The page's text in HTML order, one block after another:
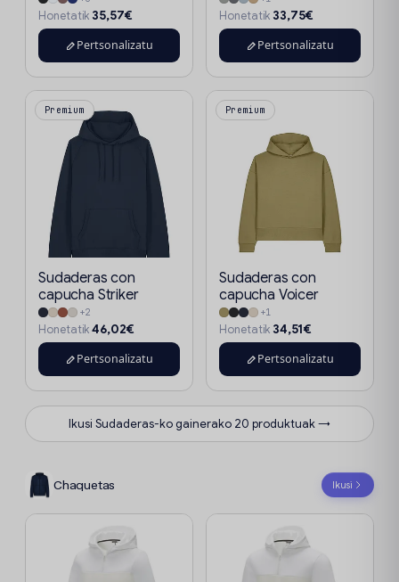
Honetatik 35,57€
Pertsonalizatu
Honetatik 33,75€
Pertsonalizatu
Premium
Sudaderas con
capucha Striker
+2
Honetatik46,02€
Pertsonalizatu
Premium
Sudaderas con
capucha Voicer
+1
Honetatik 34,51€
Pertsonalizatu
Ikusi Sudaderas-ko gainerako 20 produktuak →
Chaquetas Ikusi